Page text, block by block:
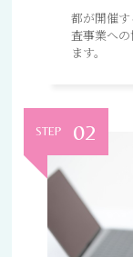
都が開催
査事業へ
ます。
STEP 02